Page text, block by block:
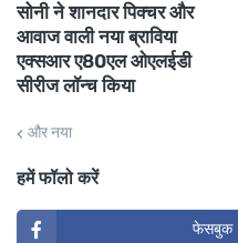
सोनी ने शानदार पिक्चर और
आवाज वाली नया ब्राविया
एक्सआर ए80एल ओएलईडी
सीरीज लॉन्च किया
और नया
हमें फॉलो करें
फेसबुक